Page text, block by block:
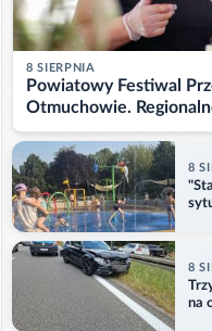
8 SIERPNIA
Powiatowy Festiwal
Otmuchowie.
8
8
na